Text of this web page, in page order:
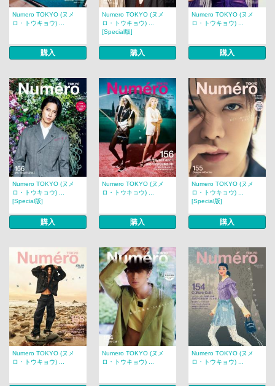
Numero TOKYO (ヌメ
ロ・トウキョウ) ...
購入
Numero TOKYO (ヌメ
ロ・トウキョウ) ...
[Special版]
購入
Numero TOKYO (ヌメ
ロ・トウキョウ) ...
購入
Numero TOKYO (ヌメ
ロ・トウキョウ) ...
[Special版]
購入
Numero TOKYO (ヌメ
ロ・トウキョウ) ...
購入
Numero TOKYO (ヌメ
ロ・トウキョウ) ...
[Special版]
購入
Numero TOKYO (ヌメ
ロ・トウキョウ) ...
Numero TOKYO (ヌメ
ロ・トウキョウ) ...
Numero TOKYO (ヌメ
ロ・トウキョウ) ...